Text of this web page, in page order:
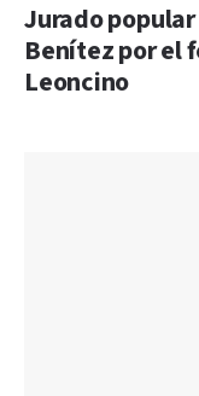
Jurado
Benítez por el
Leoncino